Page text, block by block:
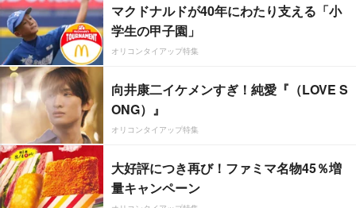
マクドナルドが40年にわたり支える「小
学生の甲子園」
オリコンタイアップ特集
向井康二イケメンすぎ！純愛『（LOVE S
ONG）』
オリコンタイアップ特集
大好評につき再び！ファミマ名物45％増
量キャンペーン